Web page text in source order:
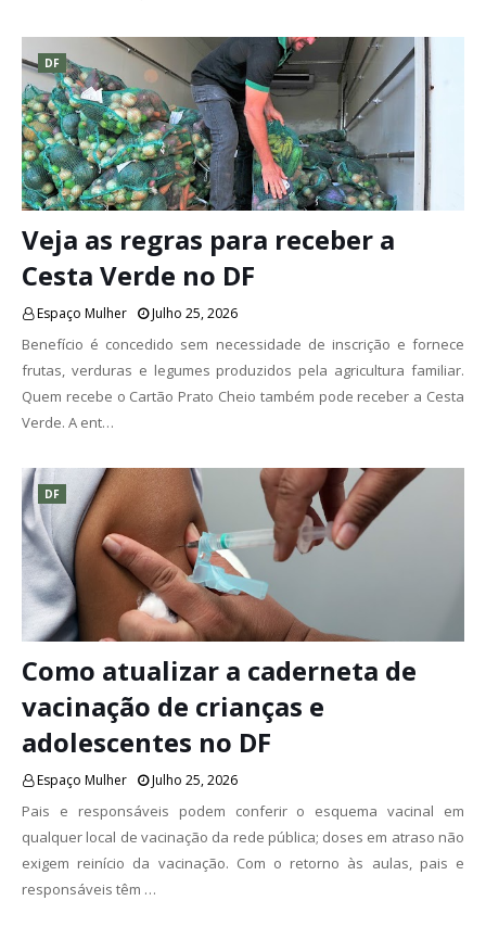
DF
Veja as regras para receber a
Cesta Verde no DF
Espaço Mulher Julho 25, 2026
Benefício é concedido sem necessidade de inscrição e fornece
frutas, verduras e legumes produzidos pela agricultura familiar.
Quem recebe o Cartão Prato Cheio também pode receber a Cesta
Verde. A ent…
DF
Como atualizar a caderneta de
vacinação de crianças e
adolescentes no DF
Espaço Mulher Julho 25, 2026
Pais e responsáveis podem conferir o esquema vacinal em
qualquer local de vacinação da rede pública; doses em atraso não
exigem reinício da vacinação. Com o retorno às aulas, pais e
responsáveis têm …